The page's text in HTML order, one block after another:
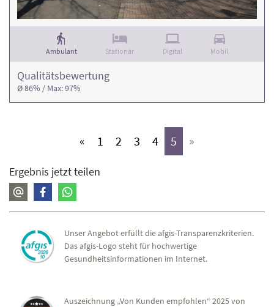
Ambulant Stationär Digital Mobil
Qualitäts­bewertung
Ø 86% / Max: 97%
« 1 (aktiv)
2 (aktiv)
3 (aktiv)
4(aktiv)
5 (aktiv)
»
Ergebnis jetzt teilen
Unser Angebot erfüllt die afgis-Transparenzkriterien.
Das afgis-Logo steht für hochwertige
Gesundheitsinformationen im Internet.
Auszeichnung „Von Kunden empfohlen“ 2025 von